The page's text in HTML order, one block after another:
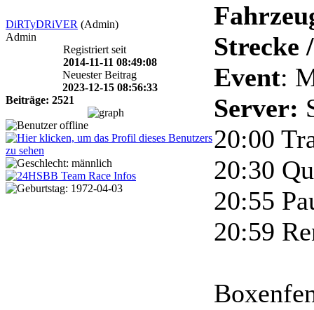
DiRTyDRiVER (Admin)
Admin
Registriert seit
2014-11-11 08:49:08
Neuester Beitrag
2023-12-15 08:56:33
Beiträge: 2521
Strecke
Event:
Server:
20:00
20:30
20:55
20:59